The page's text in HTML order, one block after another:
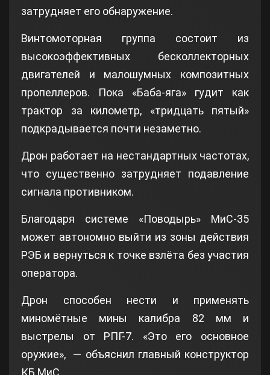
затрудняет его обнаружение.
Винтомоторная группа состоит из
высокоэффективных бесколлекторных
двигателей и малошумных композитных
пропеллеров. Пока «Баба-яга» гудит как
трактор за километр, «тридцать пятый»
подкрадывается почти незаметно.
Дрон работает на нестандартных частотах,
что существенно затрудняет подавление
сигнала противником.
Благодаря системе «Поводырь» МиС-35
может автономно выйти из зоны действия
РЭБ и вернуться к точке взлёта без участия
оператора.
Дрон способен нести и применять
миномётные мины калибра 82 мм и
выстрелы от РПГ-7. «Это его основное
оружие», — объяснил главный конструктор
КБ МиС.